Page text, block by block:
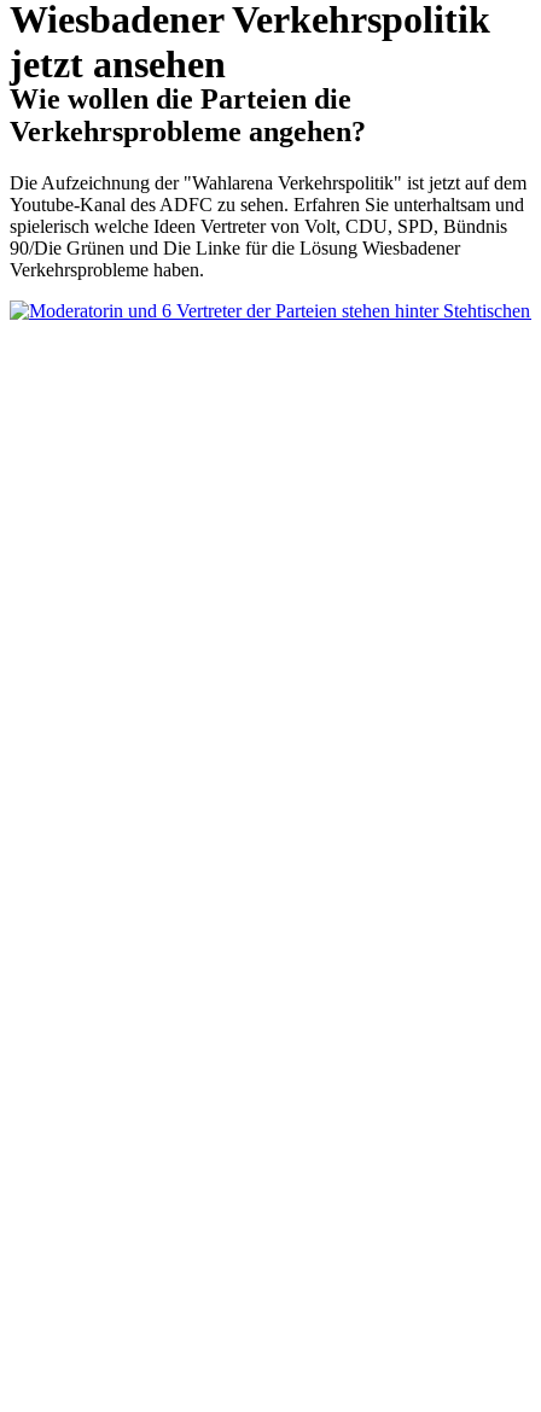
Wiesbadener Verkehrspolitik
jetzt ansehen
Wie wollen die Parteien die
Verkehrsprobleme angehen?
Die Aufzeichnung der "Wahlarena Verkehrspolitik" ist jetzt auf dem
Youtube-Kanal des ADFC zu sehen. Erfahren Sie unterhaltsam und
spielerisch welche Ideen Vertreter von Volt, CDU, SPD, Bündnis
90/Die Grünen und Die Linke für die Lösung Wiesbadener
Verkehrsprobleme haben.